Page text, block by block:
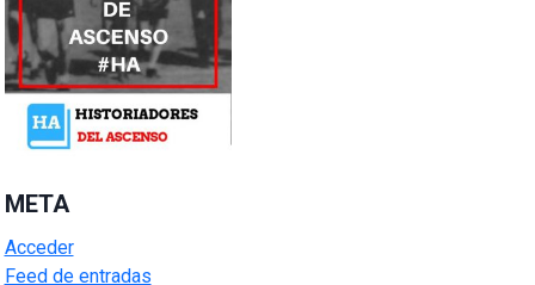
META
Acceder
Feed de entradas